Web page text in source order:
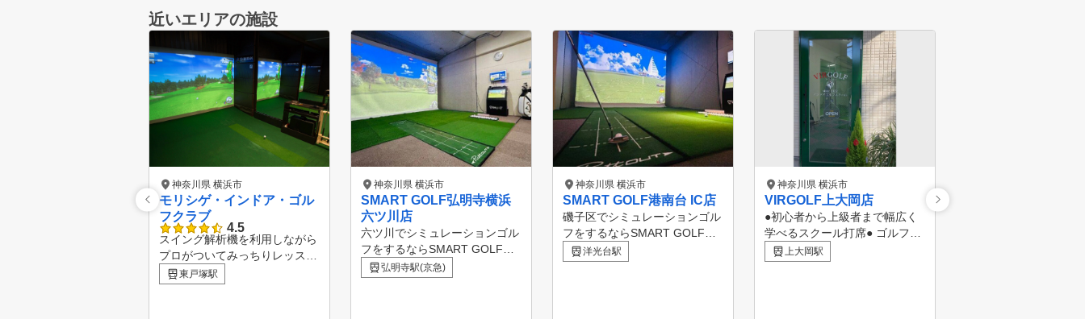
近いエリアの施設
神奈川県 横浜市
モリシゲ・インドア・ゴル
フクラブ
4.5
スイング解析機を利⽤しながら
プロがついてみっちりレッスン
を受けていただきます。 屋内
の常に快適なコンディションで
東戸塚駅
神奈川県 横浜市
SMART GOLF弘明寺横浜
六ツ川店
六ツ川でシミュレーションゴル
フをするならSMART GOLFへ
！ 弘明寺横浜六ツ川店は1ルー
ムの空間で集中してゴルフ練習
弘明寺駅(京急)
神奈川県 横浜市
SMART GOLF港南台 IC店
磯子区でシミュレーションゴル
フをするならSMART GOLFへ
！ 港南台IC店は1ルームの空間
で集中してゴルフ練習をしてい
洋光台駅
神奈川県 横浜市
VIRGOLF上大岡店
●初心者から上級者まで幅広く
学べるスクール打席● ゴルフの
知識を知れば出来なかったこと
が出来るようになります。 ゴ
上大岡駅